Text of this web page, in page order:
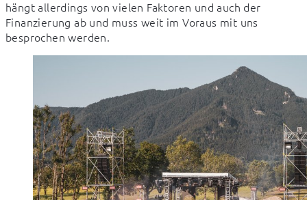
hängt allerdings von vielen Faktoren und auch der
Finanzierung ab und muss weit im Voraus mit uns
besprochen werden.